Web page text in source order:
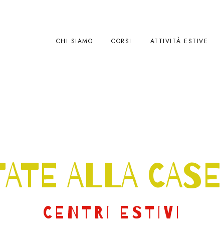
CHI SIAMO CORSI ATTIVITÀ ESTIVE
ALLA
CENTRI ESTIVI